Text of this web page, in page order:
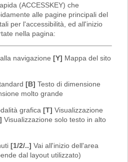
(ACCESSKEY) che
alle pagine principali del
per l'accessibilità, ed all'inizio
nella pagina:
navigazione [Y] Mappa del sito
[B] Testo di dimensione
molto grande
grafica [T] Visualizzazione
Visualizzazione solo testo in alto
[1/2/..] Vai all'inizio dell'area
dal layout utilizzato)